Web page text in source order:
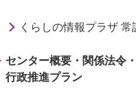
くらしの情報プラザ
センター概要・関係法令
行政推進プラン